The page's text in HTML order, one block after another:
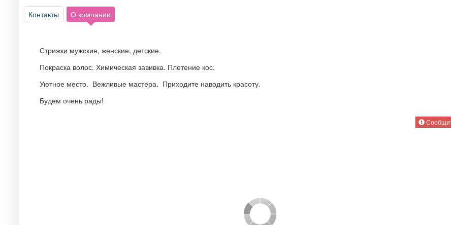
Контакты О компании
Стрижки мужские, женские, детские.
Покраска волос. Химическая завивка. Плетение кос.
Уютное место. Вежливые мастера. Приходите наводить красоту.
Будем очень рады!